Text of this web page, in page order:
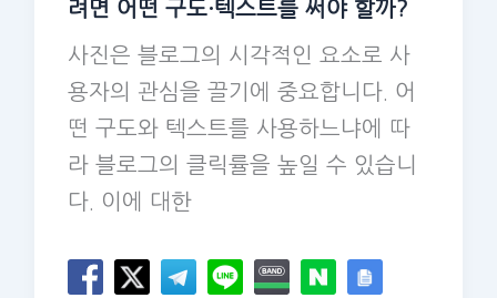
려면 어떤 구도·텍스트를 써야 할까?
사진은 블로그의 시각적인 요소로 사
용자의 관심을 끌기에 중요합니다. 어
떤 구도와 텍스트를 사용하느냐에 따
라 블로그의 클릭률을 높일 수 있습니
다. 이에 대한